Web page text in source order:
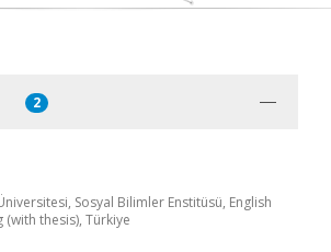
2
Sosyal Bilimler Enstitüsü, English
(with thesis), Türkiye